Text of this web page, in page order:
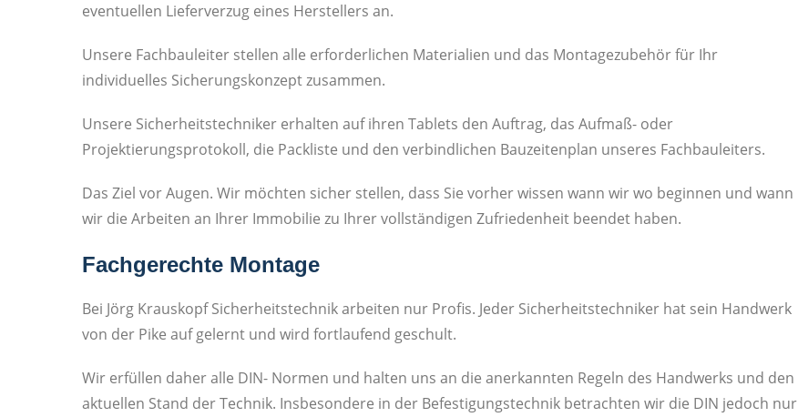
eventuellen Lieferverzug eines Herstellers an.
Unsere Fachbauleiter stellen alle erforderlichen Materialien und das Montagezubehör für Ihr
individuelles Sicherungskonzept zusammen.
Unsere Sicherheitstechniker erhalten auf ihren Tablets den Auftrag, das Aufmaß- oder
Projektierungsprotokoll, die Packliste und den verbindlichen Bauzeitenplan unseres Fachbauleiters.
Das Ziel vor Augen. Wir möchten sicher stellen, dass Sie vorher wissen wann wir wo beginnen und wann
wir die Arbeiten an Ihrer Immobilie zu Ihrer vollständigen Zufriedenheit beendet haben.
Fachgerechte Montage
Bei Jörg Krauskopf Sicherheitstechnik arbeiten nur Profis. Jeder Sicherheitstechniker hat sein Handwerk
von der Pike auf gelernt und wird fortlaufend geschult.
Wir erfüllen daher alle DIN- Normen und halten uns an die anerkannten Regeln des Handwerks und den
aktuellen Stand der Technik. Insbesondere in der Befestigungstechnik betrachten wir die DIN jedoch nur